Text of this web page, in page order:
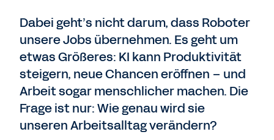
Dabei geht’s nicht darum, dass Roboter
unsere Jobs übernehmen. Es geht um
etwas Größeres: KI kann Produktivität
steigern, neue Chancen eröffnen – und
Arbeit sogar menschlicher machen. Die
Frage ist nur: Wie genau wird sie
unseren Arbeitsalltag verändern?